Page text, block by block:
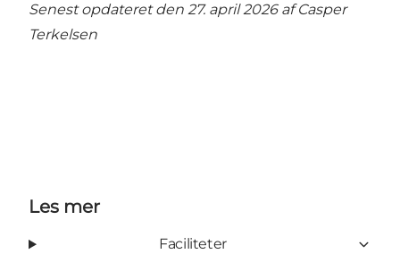
Senest opdateret den 27. april 2026 afCasper
Terkelsen
Les mer
Faciliteter